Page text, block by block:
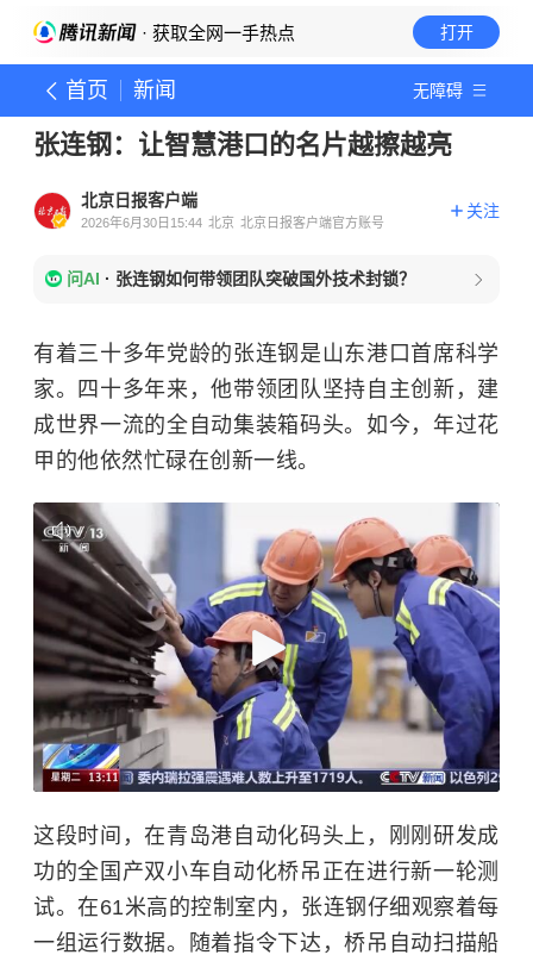
· 获取全网一手热点 打开
首页 新闻 无障碍
张连钢：让智慧港口的名片越擦越亮
北京日报客户端
2026年6月30日15:44 北京 北京日报客户端官方账号
关注
问AI · 张连钢如何带领团队突破国外技术封锁？
有着三十多年党龄的张连钢是山东港口首席科学
家。四十多年来，他带领团队坚持自主创新，建
成世界一流的全自动集装箱码头。如今，年过花
甲的他依然忙碌在创新一线。
这段时间，在青岛港自动化码头上，刚刚研发成
功的全国产双小车自动化桥吊正在进行新一轮测
试。在61米高的控制室内，张连钢仔细观察着每
一组运行数据。随着指令下达，桥吊自动扫描船